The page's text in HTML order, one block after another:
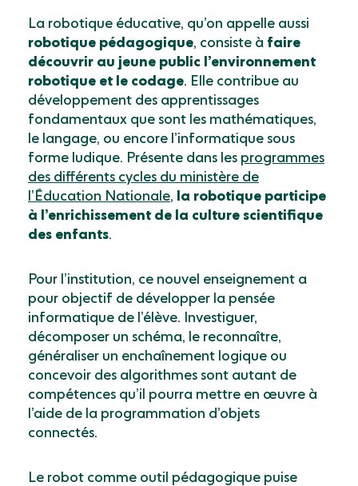
La robotique éducative, qu’on appelle aussi
robotique pédagogique, consiste à faire
découvrir au jeune public l’environnement
robotique et le codage. Elle contribue au
développement des apprentissages
fondamentaux que sont les mathématiques,
le langage, ou encore l’informatique sous
forme ludique. Présente dans les programmes
des différents cycles du ministère de
l’Éducation Nationale,
la robotique participe
à l’enrichissement de la culture scientifique
des enfants.
Pour l’institution, ce nouvel enseignement a
pour objectif de développer la pensée
informatique de l’élève. Investiguer,
décomposer un schéma, le reconnaître,
généraliser un enchaînement logique ou
concevoir des algorithmes sont autant de
compétences qu’il pourra mettre en œuvre à
l’aide de la programmation d’objets
connectés.
Le robot comme outil pédagogique puise